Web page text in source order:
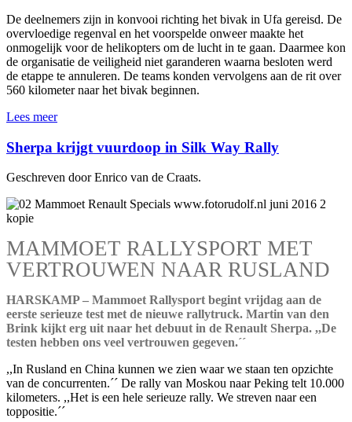
De deelnemers zijn in konvooi richting het bivak in Ufa gereisd. De
overvloedige regenval en het voorspelde onweer maakte het
onmogelijk voor de helikopters om de lucht in te gaan. Daarmee kon
de organisatie de veiligheid niet garanderen waarna besloten werd
de etappe te annuleren. De teams konden vervolgens aan de rit over
560 kilometer naar het bivak beginnen.
Lees meer
Sherpa krijgt vuurdoop in Silk Way Rally
Geschreven door Enrico van de Craats.
MAMMOET RALLYSPORT MET
VERTROUWEN NAAR RUSLAND
HARSKAMP – Mammoet Rallysport begint vrijdag aan de
eerste serieuze test met de nieuwe rallytruck. Martin van den
Brink kijkt erg uit naar het debuut in de Renault Sherpa. ,,De
testen hebben ons veel vertrouwen gegeven.´´
,,In Rusland en China kunnen we zien waar we staan ten opzichte
van de concurrenten.´´ De rally van Moskou naar Peking telt 10.000
kilometers. ,,Het is een hele serieuze rally. We streven naar een
toppositie.´´